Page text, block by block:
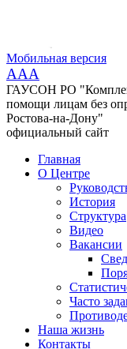
Мобильная версия
AAA
ГАУСОН РО
помощи лицам без
Ростова-на-Дону"
официальный сайт
Главная
О Центре
История
Структура
Видео
Вакансии
Часто
Наша жизнь
Контакты